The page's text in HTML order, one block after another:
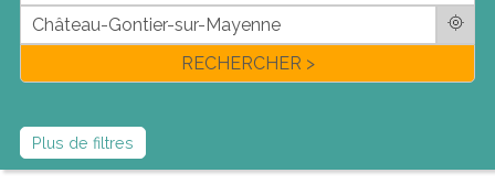
RECHERCHER >
Plus de filtres